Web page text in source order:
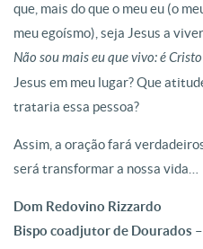
que, mais do que o meu eu (o
meu egoísmo), seja Jesus a
Não sou mais eu que vivo: é
Jesus em meu lugar? Que
trataria essa pessoa?
Assim, a oração fará
será transformar a nossa vida…
Dom Redovino Rizzardo
Bispo coadjutor de Dourados